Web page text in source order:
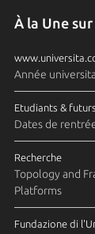
À la Une
Année
Etudiants &
Dates de
Recherche
Topology and
Platforms
Fundazione di